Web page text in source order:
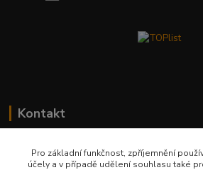
Kontakt
+420 603 411 581
Pro základní funkčnost, zpříjemnění
účely a v případě udělení souhlasu také